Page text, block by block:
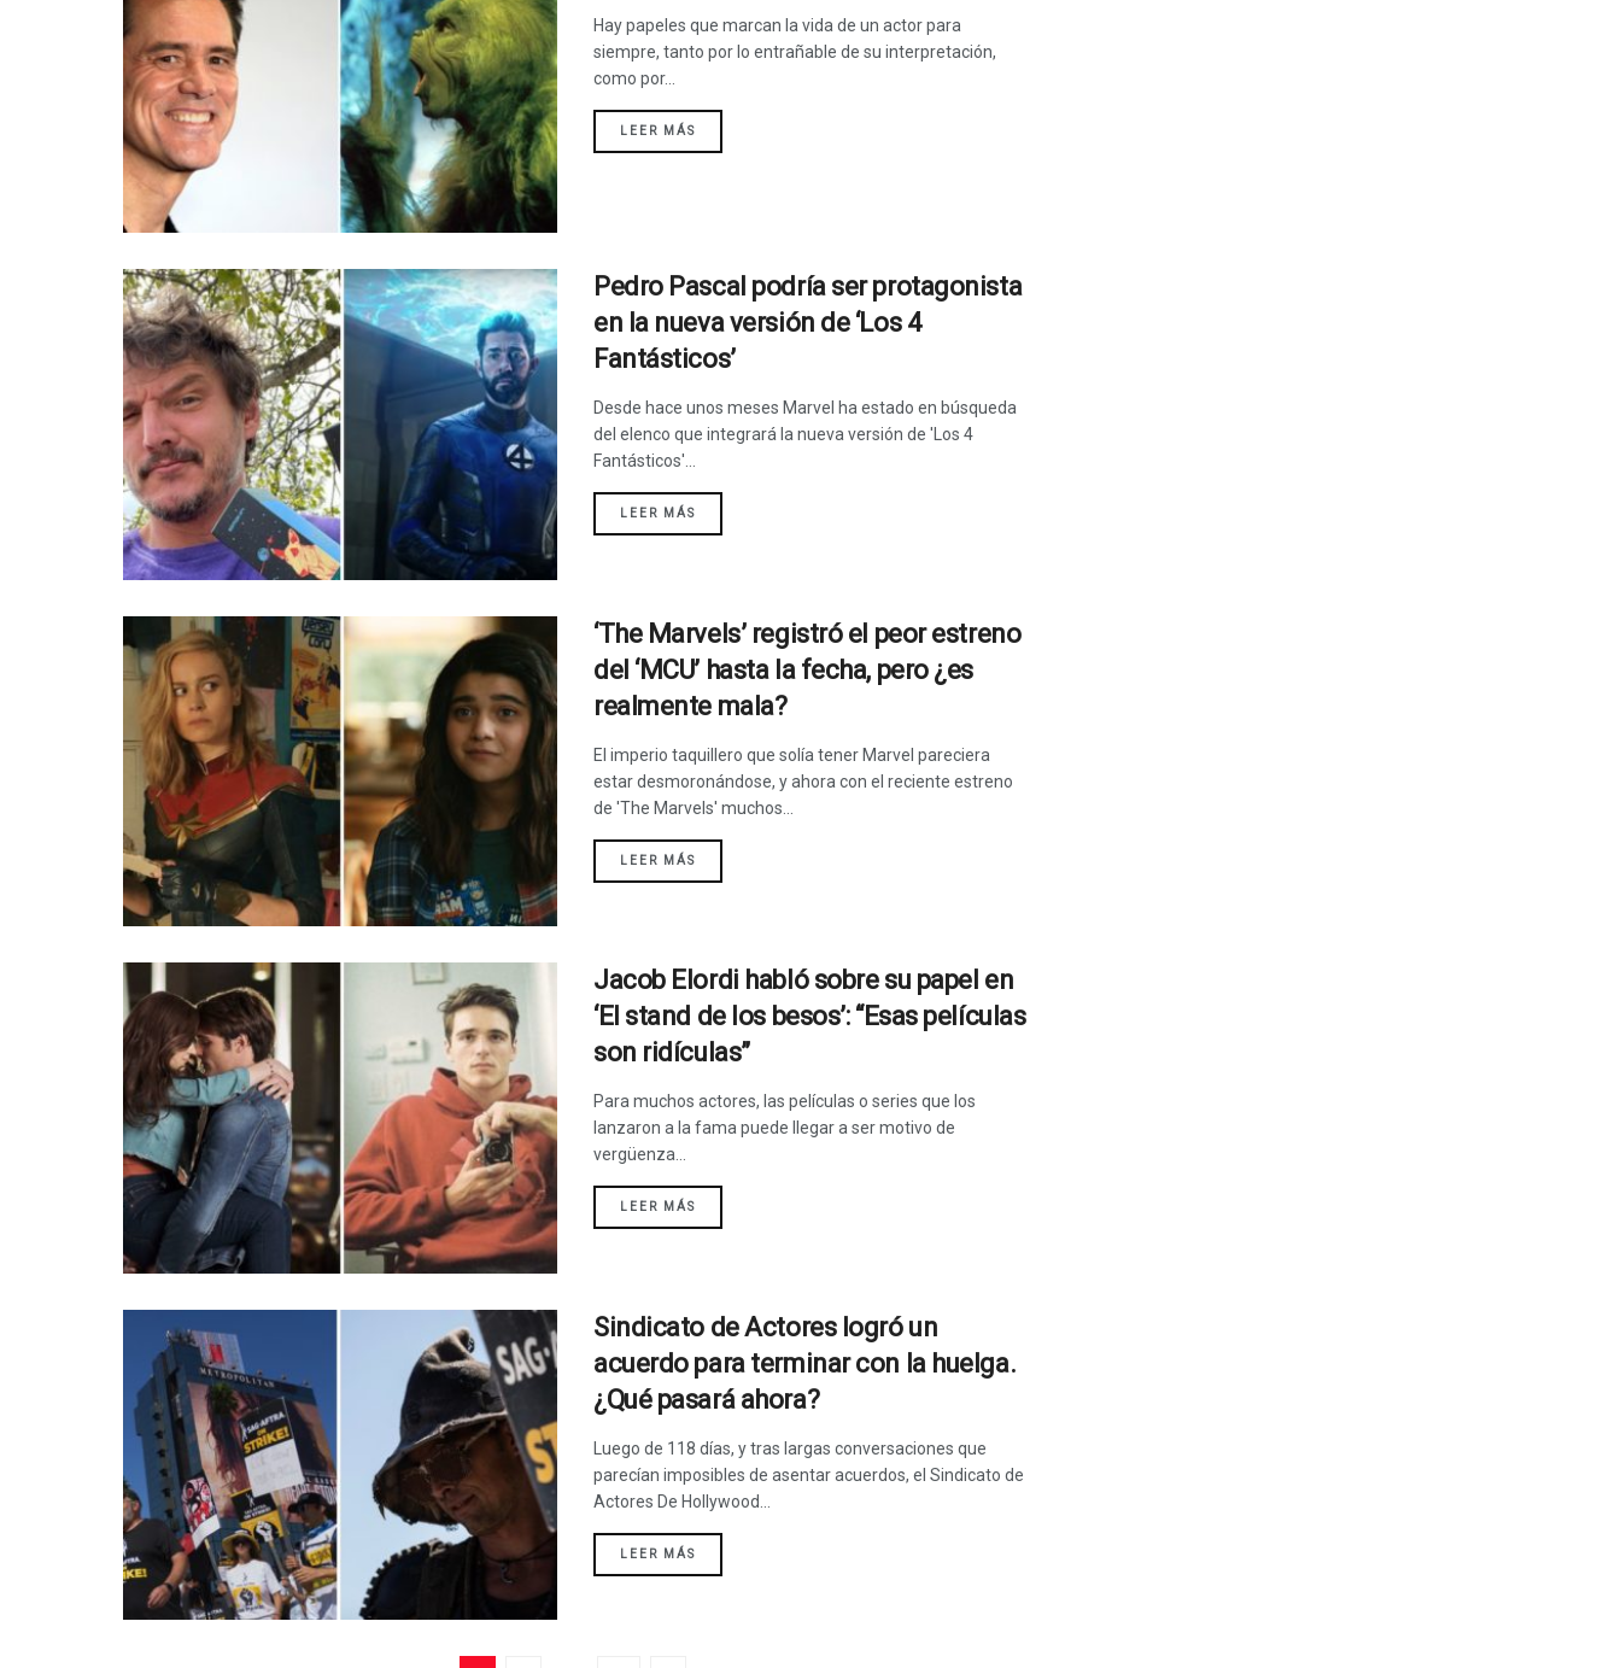
Hay papeles que marcan la vida de un actor para
siempre, tanto por lo entrañable de su interpretación,
como por...
LEER MÁS
Pedro Pascal podría ser protagonista
en la nueva versión de ‘Los 4
Fantásticos’
Desde hace unos meses Marvel ha estado en búsqueda
del elenco que integrará la nueva versión de 'Los 4
Fantásticos'...
LEER MÁS
‘The Marvels’ registró el peor estreno
del ‘MCU’ hasta la fecha, pero ¿es
realmente mala?
El imperio taquillero que solía tener Marvel pareciera
estar desmoronándose, y ahora con el reciente estreno
de 'The Marvels' muchos...
LEER MÁS
Jacob Elordi habló sobre su papel en
‘El stand de los besos’: “Esas películas
son ridículas”
Para muchos actores, las películas o series que los
lanzaron a la fama puede llegar a ser motivo de
vergüenza...
LEER MÁS
Sindicato de Actores logró un
acuerdo para terminar con la huelga.
¿Qué pasará ahora?
Luego de 118 días, y tras largas conversaciones que
parecían imposibles de asentar acuerdos, el Sindicato de
Actores De Hollywood...
LEER MÁS